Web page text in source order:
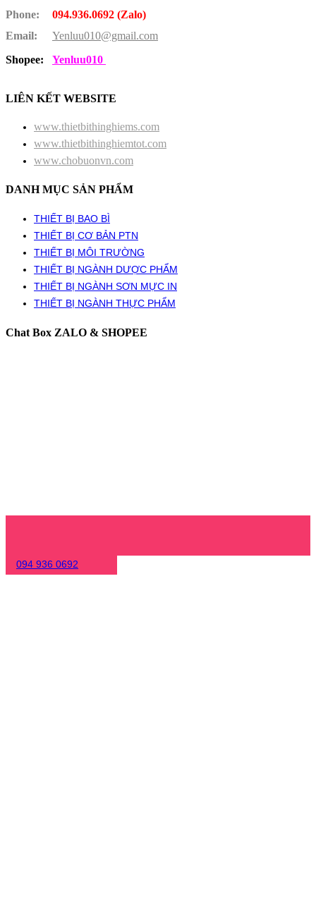
Phone:
094.936.0692 (Zalo)
Email:
Yenluu010@gmail.com
Shopee:
Yenluu010
LIÊN KẾT WEBSITE
www.thietbithinghiems.com
www.thietbithinghiemtot.com
www.chobuonvn.com
DANH MỤC SẢN PHẨM
THIẾT BỊ BAO BÌ
THIẾT BỊ CƠ BẢN PTN
THIẾT BỊ MÔI TRƯỜNG
THIẾT BỊ NGÀNH DƯỢC PHẨM
THIẾT BỊ NGÀNH SƠN MỰC IN
THIẾT BỊ NGÀNH THỰC PHẨM
Chat Box ZALO & SHOPEE
094 936 0692